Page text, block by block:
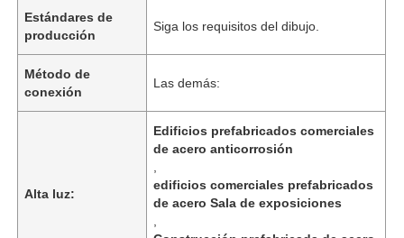
Estándares de
producción
Siga los requisitos del dibujo.
Método de
conexión
Las demás:
Alta luz:
Edificios prefabricados comerciales
de acero anticorrosión
edificios comerciales prefabricados
de acero Sala de exposiciones